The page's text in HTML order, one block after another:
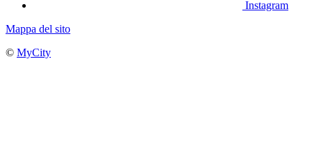
Instagram
Mappa del sito
© MyCity